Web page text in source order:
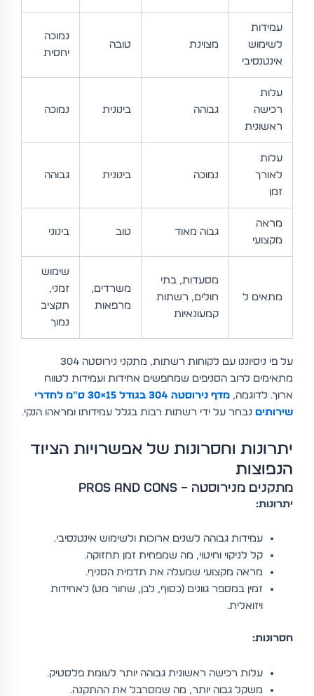
עמידות
לשימוש
אינטנסיבי
מצוינת טובה
נמוכה
יחסית
עלות
רכישה
ראשונית
גבוהה בינונית נמוכה
עלות
לאורך
זמן
נמוכה בינונית גבוהה
מראה
מקצועי
גבוה מאוד טוב בינוני
מתאים ל
מסעדות, בתי
חולים, רשתות
קמעונאיות
משרדים,
מרפאות
שימוש
זמני,
תקציב
נמוך
על פי ניסיוננו עם לקוחות רשתות, מתקני נירוסטה 304
מתאימים לרוב הסניפים שמחפשים אחידות ועמידות לטווח
ארוך. לדוגמה,
מדף נירוסטה 304 בגודל 15×30 ס"מ לחדרי
שירותיםנבחר על ידי רשתות רבות בגלל עמידותו ומראהו הנקי.
יתרונות וחסרונות של אפשרויות הציוד
הנפוצות
מתקנים מנירוסטה – Pros and Cons
יתרונות:
עמידות גבוהה לשנים ארוכות ולשימוש אינטנסיבי.
קל לניקוי וחיטוי, מה שמפחית זמן תחזוקה.
מראה מקצועי שמעלה את תדמית הסניף.
זמין במספר גוונים (כסוף, לבן, שחור מט) לאחידות
ויזואלית.
חסרונות:
עלות רכישה ראשונית גבוהה יותר לעומת פלסטיק.
משקל גבוה יותר, מה שמסרבל את ההתקנה.